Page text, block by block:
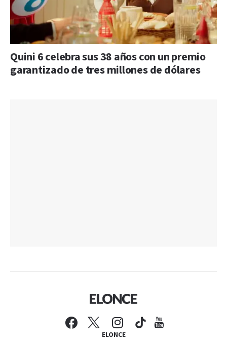
Quini 6 celebra sus 38 años con un premio
garantizado de tres millones de dólares
ELONCE